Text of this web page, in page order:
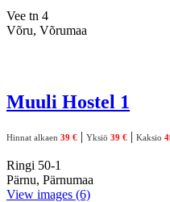
Vee tn 4
Võru, Võrumaa
Muuli Hostel 1
Hinnat alkaen 39 € | Yksiö 39 € | Kaksio
Ringi 50-1
Pärnu, Pärnumaa
View images (6)